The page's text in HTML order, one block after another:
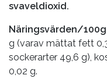
svaveldioxid.
Näringsvärden/
g (varav mättat fett
sockerarter 49,6 g),
0,02 g.